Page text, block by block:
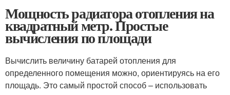
Мощность радиатора отопления на
квадратный метр. Простые
вычисления по площади
Вычислить величину батарей отопления для
определенного помещения можно, ориентируясь на его
площадь. Это самый простой способ – использовать